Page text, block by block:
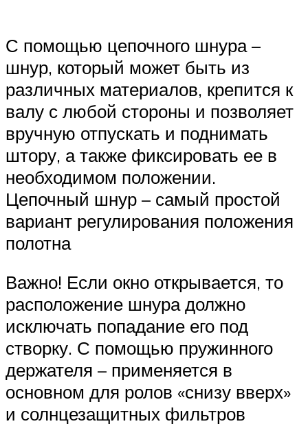
С помощью цепочного шнура –
шнур, который может быть из
различных материалов, крепится к
валу с любой стороны и позволяет
вручную отпускать и поднимать
штору, а также фиксировать ее в
необходимом положении.
Цепочный шнур – самый простой
вариант регулирования положения
полотна
Важно! Если окно открывается, то
расположение шнура должно
исключать попадание его под
створку. С помощью пружинного
держателя – применяется в
основном для ролов «снизу вверх»
и солнцезащитных фильтров